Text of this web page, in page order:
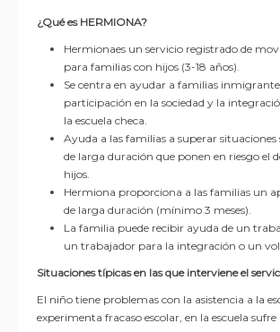
¿Qué es HERMIONA?
Hermionaes un servicio registrado de
para familias con hijos (3-18 años).
Se centra en ayudar a familias
participación en la sociedad y la
la escuela checa.
Ayuda a las familias a superar situaciones
de larga duración que ponen en riesgo el
hijos.
Hermiona proporciona a las familias un
de larga duración (mínimo 3 meses).
La familia puede recibir ayuda de un
un trabajador para la integración o un
Situaciones típicas en las que interviene el
El niño tiene problemas con la asistencia a la
experimenta fracaso escolar, en la escuela sufre